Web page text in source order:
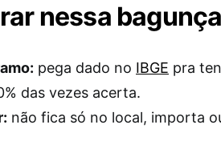
nessa bagunça
pega dado no IBGE pra
das vezes acerta.
não fica só no local, importa